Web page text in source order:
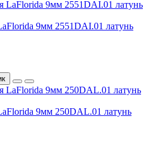
9мм 2551DAI.01 латунь
9мм 250DAL.01 латунь